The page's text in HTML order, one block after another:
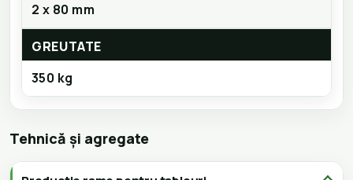
2 x 80 mm
GREUTATE
350 kg
Tehnică și agregate